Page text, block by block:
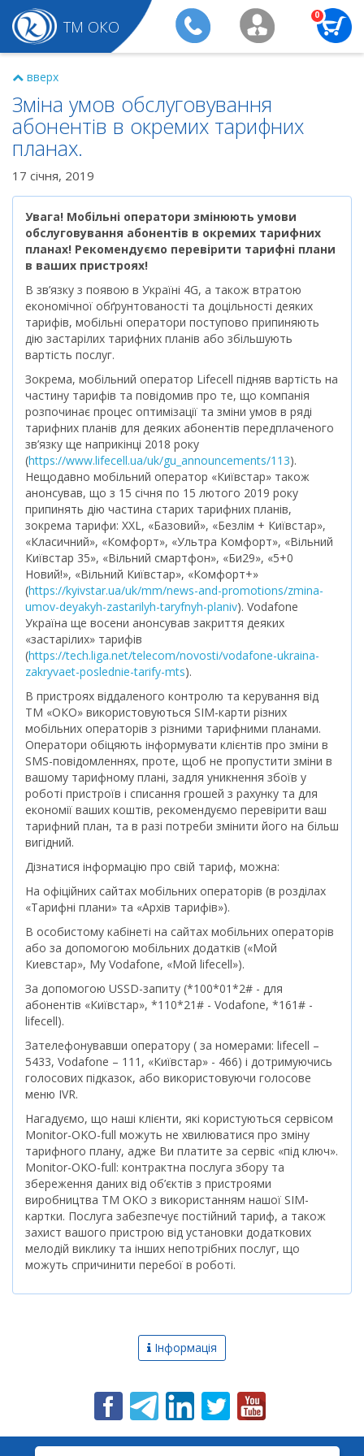
ТМ ОКО
0
вверх
Зміна умов обслуговування
абонентів в окремих тарифних
планах.
17 січня, 2019
Увага! Мобільні оператори змінюють умови
обслуговування абонентів в окремих тарифних
планах! Рекомендуємо перевірити тарифні плани
в ваших пристроях!
В зв’язку з появою в Україні 4G, а також втратою
економічної обґрунтованості та доцільності деяких
тарифів, мобільні оператори поступово припиняють
дію застарілих тарифних планів або збільшують
вартість послуг.
Зокрема, мобільний оператор Lifecell підняв вартість на
частину тарифів та повідомив про те, що компанія
розпочинає процес оптимізації та зміни умов в ряді
тарифних планів для деяких абонентів передплаченого
зв’язку ще наприкінці 2018 року
(https://www.lifecell.ua/uk/gu_announcements/113).
Нещодавно мобільний оператор «Київстар» також
анонсував, що з 15 січня по 15 лютого 2019 року
припинять дію частина старих тарифних планів,
зокрема тарифи: XXL, «Базовий», «Безлім + Київстар»,
«Класичний», «Комфорт», «Ультра Комфорт», «Вільний
Київстар 35», «Вільний смартфон», «Би29», «5+0
Новий!», «Вільний Київстар», «Комфорт+»
(https://kyivstar.ua/uk/mm/news-and-promotions/zmina-
umov-deyakyh-zastarilyh-taryfnyh-planiv). Vodafone
Україна ще восени анонсував закриття деяких
«застарілих» тарифів
(https://tech.liga.net/telecom/novosti/vodafone-ukraina-
zakryvaet-poslednie-tarify-mts).
В пристроях віддаленого контролю та керування від
ТМ «ОКО» використовуються SIM-карти різних
мобільних операторів з різними тарифними планами.
Оператори обіцяють інформувати клієнтів про зміни в
SMS-повідомленнях, проте, щоб не пропустити зміни в
вашому тарифному плані, задля уникнення збоїв у
роботі пристроїв і списання грошей з рахунку та для
економії ваших коштів, рекомендуємо перевірити ваш
тарифний план, та в разі потреби змінити його на більш
вигідний.
Дізнатися інформацію про свій тариф, можна:
На офіційних сайтах мобільних операторів (в розділах
«Тарифні плани» та «Архів тарифів»).
В особистому кабінеті на сайтах мобільних операторів
або за допомогою мобільних додатків («Мой
Киевстар», My Vodafone, «Мой lifecell»).
За допомогою USSD-запиту (*100*01*2# - для
абонентів «Київстар», *110*21# - Vodafone, *161# -
lifecell).
Зателефонувавши оператору ( за номерами: lifecell –
5433, Vodafone – 111, «Київстар» - 466) і дотримуючись
голосових підказок, або використовуючи голосове
меню IVR.
Нагадуємо, що наші клієнти, які користуються сервісом
Monitor-OKO-full можуть не хвилюватися про зміну
тарифного плану, адже Ви платите за сервіс «під ключ».
Monitor-OKO-full: контрактна послуга збору та
збереження даних від об’єктів з пристроями
виробництва ТМ ОКО з використанням нашої SIM-
картки. Послуга забезпечує постійний тариф, а також
захист вашого пристрою від установки додаткових
мелодій виклику та інших непотрібних послуг, що
можуть спричинити перебої в роботі.
Інформація
Про компанію